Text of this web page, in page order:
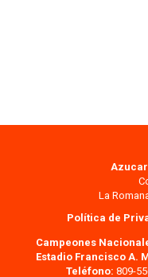
La
Política de
Campeones
Estadio Francisco A.
Teléfono: 809-